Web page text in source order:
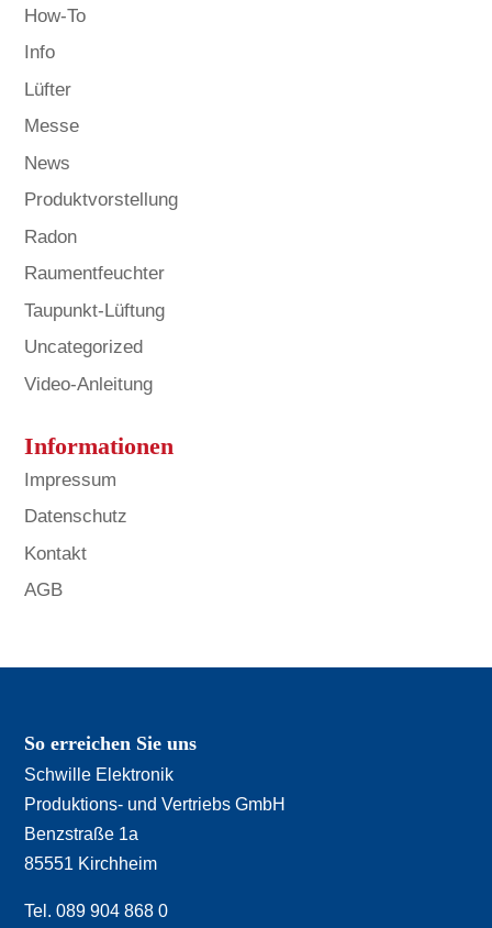
How-To
Info
Lüfter
Messe
News
Produktvorstellung
Radon
Raumentfeuchter
Taupunkt-Lüftung
Uncategorized
Video-Anleitung
Informationen
Impressum
Datenschutz
Kontakt
AGB
So erreichen Sie uns
Schwille Elektronik
Produktions- und Vertriebs GmbH
Benzstraße 1a
85551 Kirchheim
Tel. 089 904 868 0